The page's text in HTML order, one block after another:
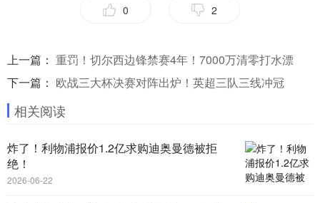
0 2
上一篇： 重罚！切尔西边锋禁赛4年！7000万清零打水漂
下一篇： 欧战三大杯决赛对阵出炉！英超三队三线冲冠
相关阅读
炸了！利物浦报价1.2亿求购迪奥曼德被拒
绝！
2026-06-22